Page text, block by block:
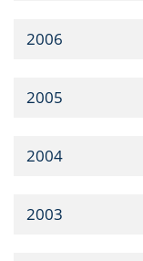
2006
2005
2004
2003